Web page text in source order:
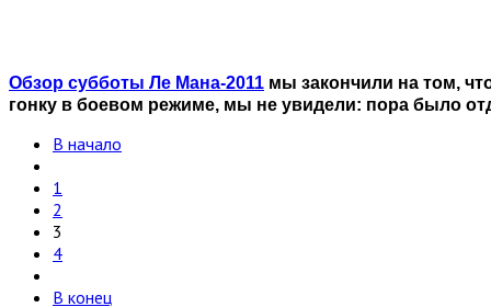
Обзор субботы Ле Мана-2011 мы закончили на том,
гонку в боевом режиме, мы не увидели: пора было
В начало
1
2
3
4
В конец